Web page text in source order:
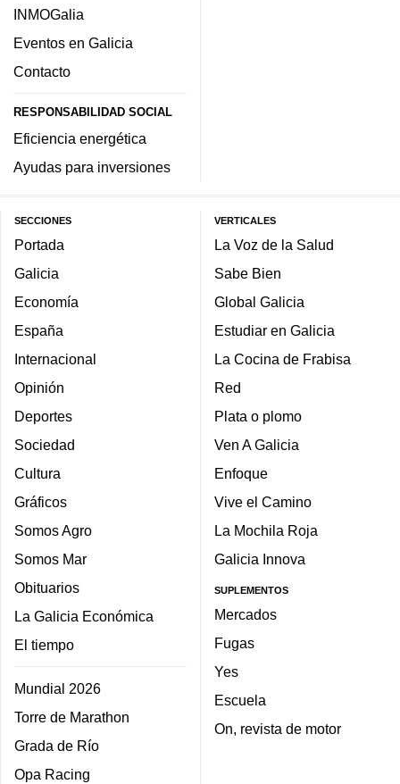
INMOGalia
Eventos en Galicia
Contacto
RESPONSABILIDAD SOCIAL
Eficiencia energética
Ayudas para inversiones
SECCIONES
Portada
Galicia
Economía
España
Internacional
Opinión
Deportes
Sociedad
Cultura
Gráficos
Somos Agro
Somos Mar
Obituarios
La Galicia Económica
El tiempo
Mundial 2026
Torre de Marathon
Grada de Río
Opa Racing
VERTICALES
La Voz de la Salud
Sabe Bien
Global Galicia
Estudiar en Galicia
La Cocina de Frabisa
Red
Plata o plomo
Ven A Galicia
Enfoque
Vive el Camino
La Mochila Roja
Galicia Innova
SUPLEMENTOS
Mercados
Fugas
Yes
Escuela
On, revista de motor